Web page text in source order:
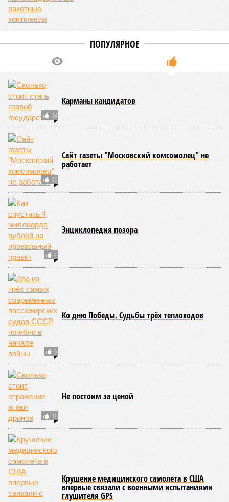
ПОПУЛЯРНОЕ
18
Карманы кандидатов
93
Сайт газеты "Московский комсомолец" не
работает
4
Энциклопедия позора
6
Ко дню Победы. Судьбы трёх теплоходов
31
Не постоим за ценой
Крушение медицинского самолета в США
впервые связали с военными испытаниями
глушителя GPS